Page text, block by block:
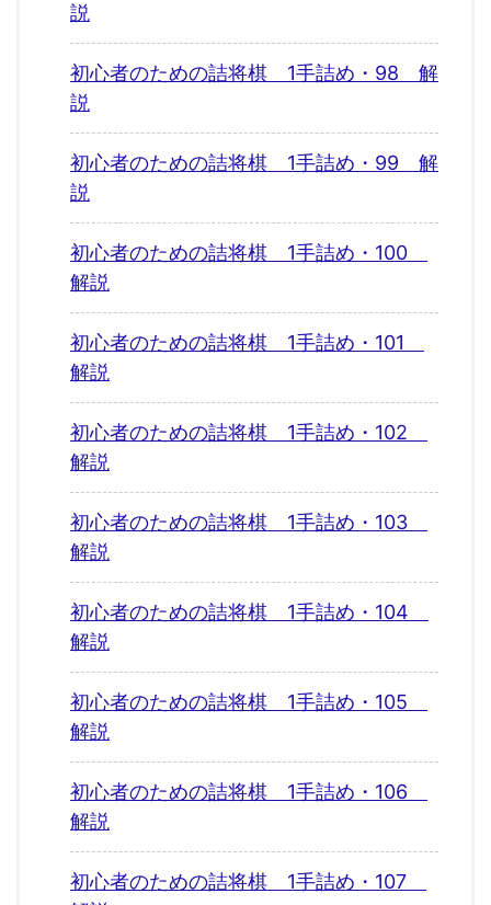
説
初心者のための詰将棋 1手詰め・98 解
説
初心者のための詰将棋 1手詰め・99 解
説
初心者のための詰将棋 1手詰め・100
解説
初心者のための詰将棋 1手詰め・101
解説
初心者のための詰将棋 1手詰め・102
解説
初心者のための詰将棋 1手詰め・103
解説
初心者のための詰将棋 1手詰め・104
解説
初心者のための詰将棋 1手詰め・105
解説
初心者のための詰将棋 1手詰め・106
解説
初心者のための詰将棋 1手詰め・107